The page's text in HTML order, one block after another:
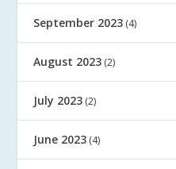
September 2023 (4)
August 2023 (2)
July 2023 (2)
June 2023 (4)